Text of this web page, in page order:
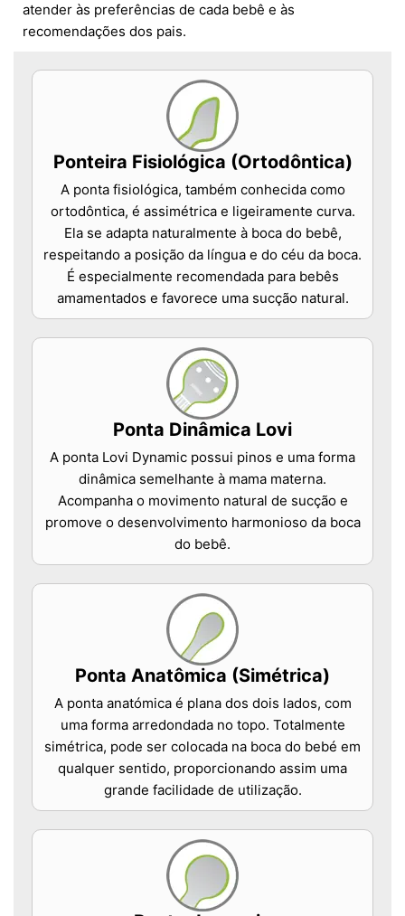
atender às preferências de cada bebê e às
recomendações dos pais.
Ponteira Fisiológica (Ortodôntica)
A ponta fisiológica, também conhecida como
ortodôntica, é assimétrica e ligeiramente curva.
Ela se adapta naturalmente à boca do bebê,
respeitando a posição da língua e do céu da boca.
É especialmente recomendada para bebês
amamentados e favorece uma sucção natural.
Ponta Dinâmica Lovi
A ponta Lovi Dynamic possui pinos e uma forma
dinâmica semelhante à mama materna.
Acompanha o movimento natural de sucção e
promove o desenvolvimento harmonioso da boca
do bebê.
Ponta Anatômica (Simétrica)
A ponta anatómica é plana dos dois lados, com
uma forma arredondada no topo. Totalmente
simétrica, pode ser colocada na boca do bebé em
qualquer sentido, proporcionando assim uma
grande facilidade de utilização.